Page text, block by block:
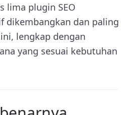
lima plugin SEO
dikembangkan dan paling
lengkap dengan
yang sesuai kebutuhan